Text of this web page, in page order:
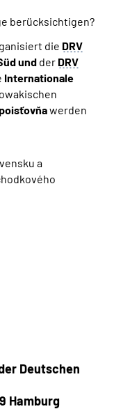
berücksichtigen?
die DRV
und der DRV
Internationale
werden
a
Deutschen
Hamburg